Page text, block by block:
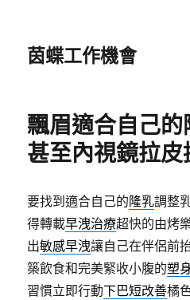
茵蝶工作機會
飄眉適合自己
甚至內視鏡拉皮
要找到適合自己的隆乳調整
得轉載早洩治療超快的由烤
出敏感早洩讓自己在伴侶前
築飲食和完美緊收小腹的塑
習慣立即行動下巴短改善橘